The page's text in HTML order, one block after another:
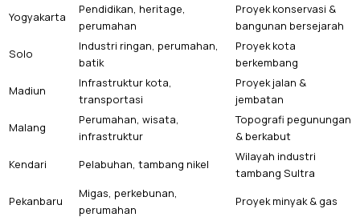
Yogyakarta
Pendidikan, heritage,
perumahan
Proyek konservasi &
bangunan bersejarah
Solo
Industri ringan, perumahan,
batik
Proyek kota
berkembang
Madiun
Infrastruktur kota,
transportasi
Proyek jalan &
jembatan
Malang
Perumahan, wisata,
infrastruktur
Topografi pegunungan
& berkabut
Kendari
Pelabuhan, tambang nikel
Wilayah industri
tambang Sultra
Pekanbaru
Migas, perkebunan,
perumahan
Proyek minyak & gas